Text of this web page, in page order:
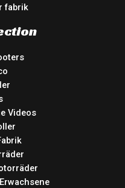
fabrik
Videos